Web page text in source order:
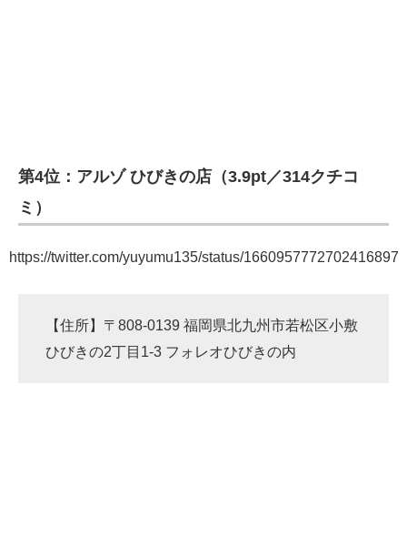
第4位：アルゾ ひびきの店（3.9pt／314クチコ
ミ）
https://twitter.com/yuyumu135/status/1660957772702416897
【住所】〒808-0139 福岡県北九州市若松区小敷
ひびきの2丁目1-3 フォレオひびきの内